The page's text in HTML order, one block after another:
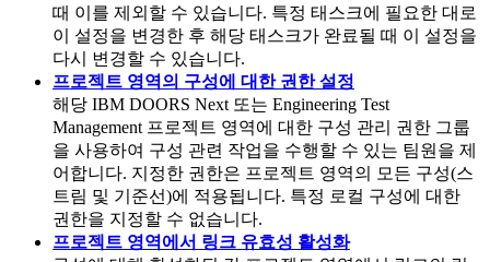
때 이를 제외할 수 있습니다. 특정 태스크에 필요한 대로
이 설정을 변경한 후 해당 태스크가 완료될 때 이 설정을
다시 변경할 수 있습니다.
프로젝트 영역의 구성에 대한 권한 설정
해당 IBM DOORS Next또는 Engineering Test
Management프로젝트 영역에 대한 구성 관리 권한 그룹
을 사용하여 구성 관련 작업을 수행할 수 있는 팀원을 제
어합니다. 지정한 권한은 프로젝트 영역의 모든 구성(스
트림 및 기준선)에 적용됩니다. 특정 로컬 구성에 대한
권한을 지정할 수 없습니다.
프로젝트 영역에서 링크 유효성 활성화